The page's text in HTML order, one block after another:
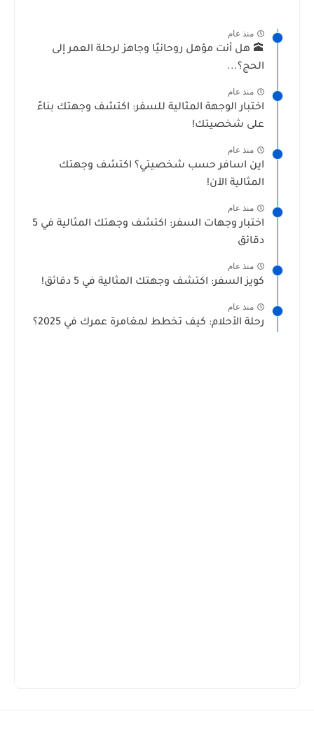
منذ عام
🕋 هل أنت مؤهل روحانيًا وجاهز لرحلة العمر إلى
الحج؟...
منذ عام
اختبار الوجهة المثالية للسفر: اكتشف وجهتك بناءً
على شخصيتك!
منذ عام
اين اسافر حسب شخصيتي؟ اكتشف وجهتك
المثالية الآن!
منذ عام
اختبار وجهات السفر: اكتشف وجهتك المثالية في 5
دقائق
منذ عام
كويز السفر: اكتشف وجهتك المثالية في 5 دقائق!
منذ عام
رحلة الأحلام: كيف تخطط لمغامرة عمرك في 2025؟